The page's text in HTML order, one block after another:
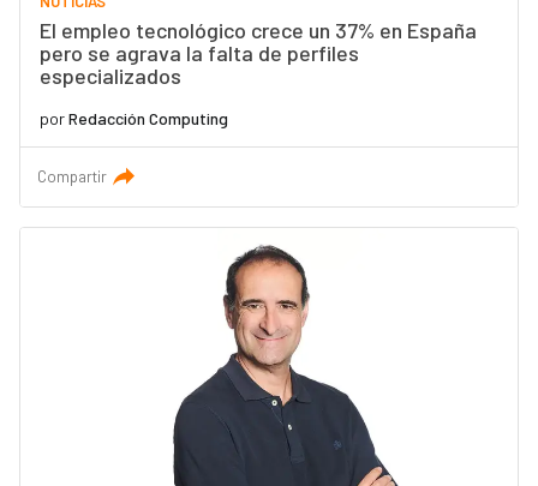
El empleo tecnológico crece un 37% en España
pero se agrava la falta de perfiles
especializados
porRedacción Computing
Compartir